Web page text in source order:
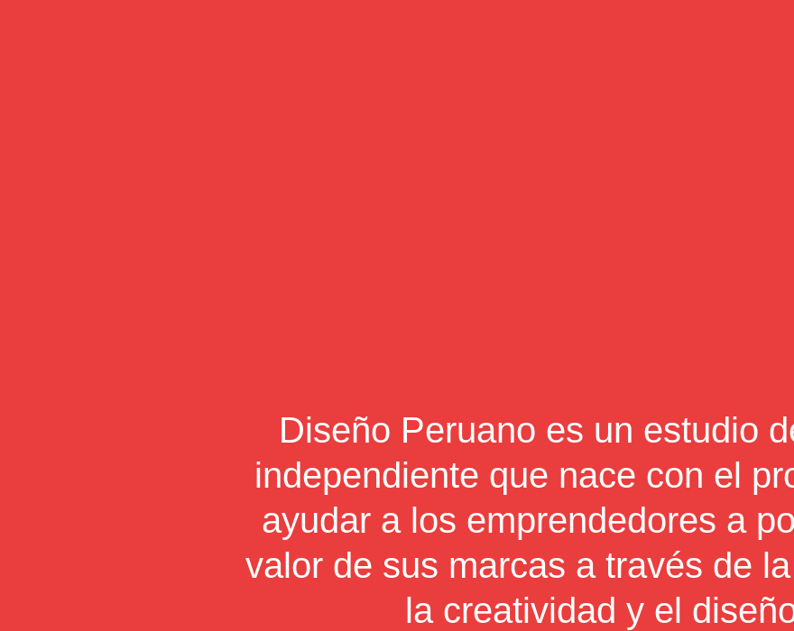
Diseño Peruano es un estudio
independiente que nace con el
ayudar a los emprendedores a
valor de sus marcas a través de
la creatividad y el